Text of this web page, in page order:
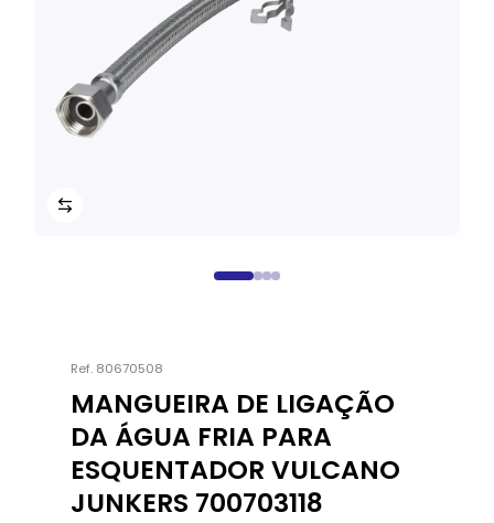
Ref. 80670508
MANGUEIRA DE LIGAÇÃO
DA ÁGUA FRIA PARA
ESQUENTADOR VULCANO
JUNKERS 700703118